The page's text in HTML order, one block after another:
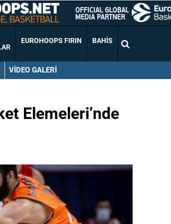
EUROHOOPS FIRIN BAHIS
VIDEO GALERI
Elemeleri’nde